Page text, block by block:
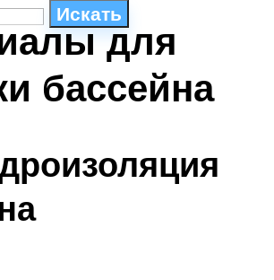
Искать
ДЕТЕЙ
для
бассейна